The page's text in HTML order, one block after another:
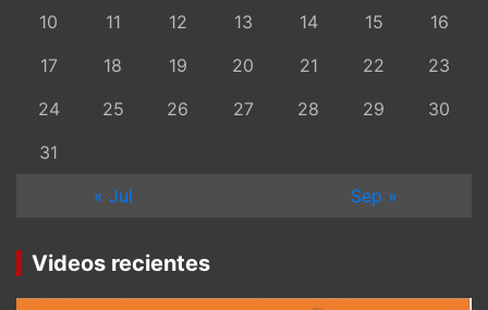
10
11 12 13 14 15
16
17
18 19 20 21 22
23
24
25 26 27 28 29
30
31
« Jul
Sep »
Videos recientes